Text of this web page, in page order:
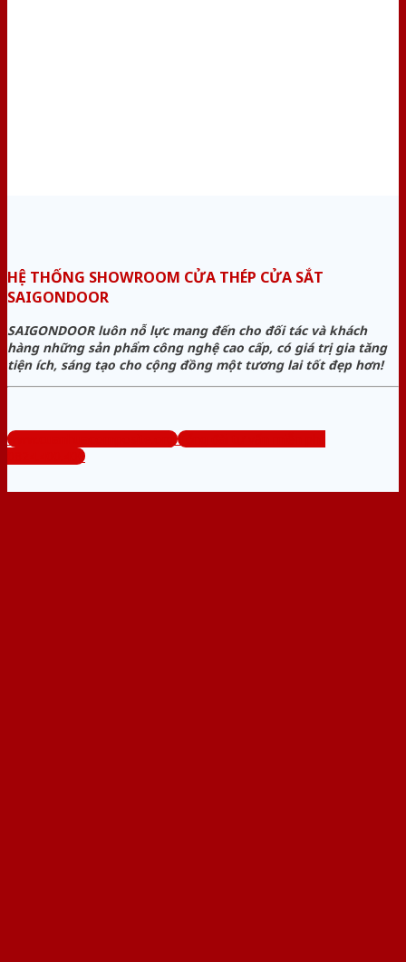
HỆ THỐNG SHOWROOM CỬA THÉP CỬA SẮT
SAIGONDOOR
SAIGONDOOR luôn nỗ lực mang đến cho đối tác và khách
hàng những sản phẩm công nghệ cao cấp, có giá trị gia tăng
tiện ích, sáng tạo cho cộng đồng một tương lai tốt đẹp hơn!
www.cuanhuacomposite.org
Tổng đài tư vấn miễn phí:
0824.400.400